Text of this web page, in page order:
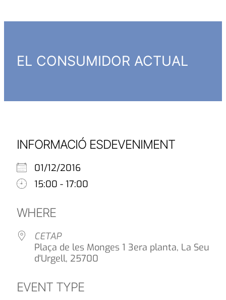
EL CONSUMIDOR ACTUAL
INFORMACIÓ ESDEVENIMENT
01/12/2016
15:00 - 17:00
WHERE
CETAP
Plaça de les Monges 1 3era planta, La Seu
d'Urgell, 25700
EVENT TYPE